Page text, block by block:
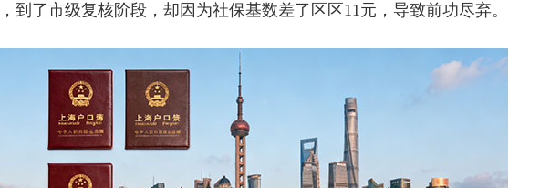
了市级复核阶段，却因为社保基数差了区区11元，导致前功尽弃。